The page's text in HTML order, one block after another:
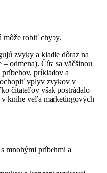
môže robiť chyby.
zvyky a kladie dôraz na
odmena). Číta sa väčšinou
príkladov a
vplyv zvykov v
čitateľov však postrádalo
v knihe veľa marketingových
mnohými príbehmi a